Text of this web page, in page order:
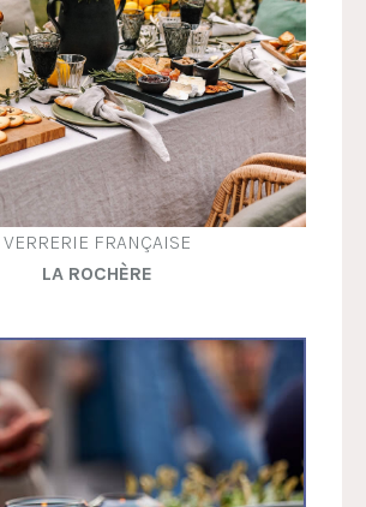
VERRERIE FRANÇAISE
LA ROCHÈRE